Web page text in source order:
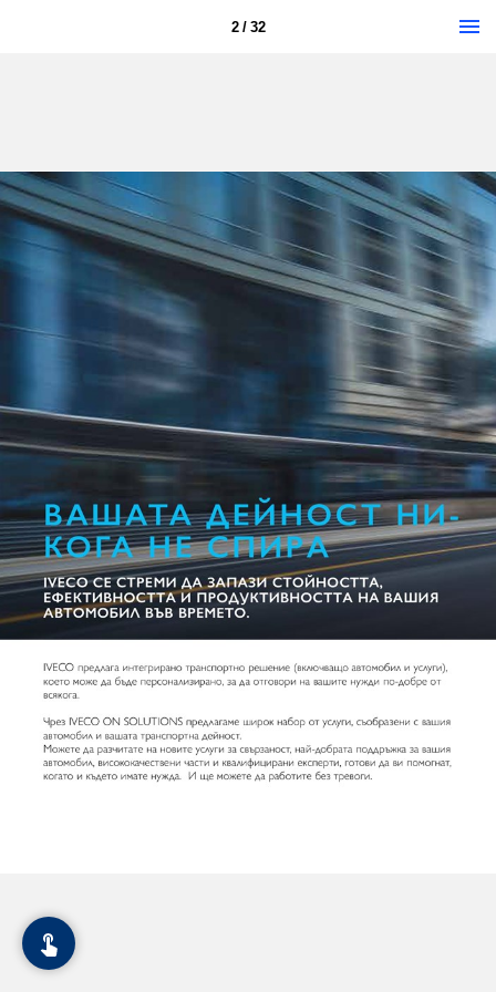
2 / 32